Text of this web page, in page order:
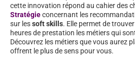
cette innovation répond au cahier des
Stratégieconcernant les
sur lessoft skills. Elle permet de
heures de prestation les métiers qui
Découvrez les métiers que vous aurez
offrent le plus de sens pour vous.